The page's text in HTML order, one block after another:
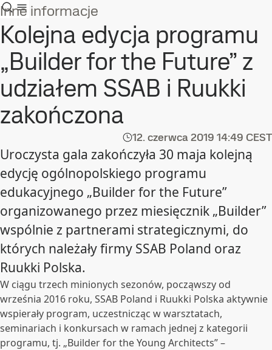
Inne informacje
Kolejna edycja programu
„Builder for the Future” z
udziałem SSAB i Ruukki
zakończona
12. czerwca 2019 14:49 CEST
Uroczysta gala zakończyła 30 maja kolejną
edycję ogólnopolskiego programu
edukacyjnego „Builder for the Future”
organizowanego przez miesięcznik „Builder”
wspólnie z partnerami strategicznymi, do
których należały firmy SSAB Poland oraz
Ruukki Polska.
W ciągu trzech minionych sezonów, począwszy od
września 2016 roku, SSAB Poland i Ruukki Polska aktywnie
wspierały program, uczestnicząc w warsztatach,
seminariach i konkursach w ramach jednej z kategorii
programu, tj. „Builder for the Young Architects” –